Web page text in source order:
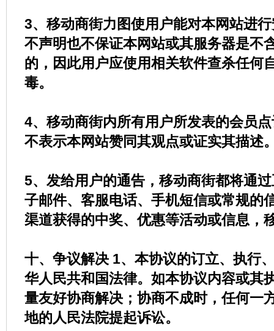
3、移动商街力图使用户能对本网站进
不声明也不保证本网站或其服务器是不
的，因此用户应使用相关软件查杀任何
毒。
4、移动商街内所有用户所发表的会员
不表示本网站赞同其观点或证实其描述
5、发给用户的通告，移动商街都将通
子邮件、客服电话、手机短信或常规的
渠道获得的中奖、优惠等活动或信息，
十、争议解决1、本协议的订立、执行
华人民共和国法律。如本协议内容或其
量友好协商解决；协商不成时，任何一
地的人民法院提起诉讼。